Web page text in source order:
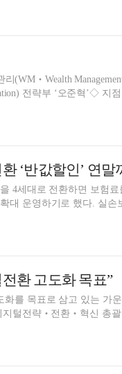
전략부 ‘오준혁’◇ 지
‘반값할인’ 연말
4세대로 전환하면 보험료
손보험 누적 가입자 수는 약 4000
환 고도화 목표”
화를 목표로 삼고 있는 가